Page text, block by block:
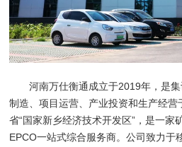
河南万仕衡通成立于2019年，是
制造、项目运营、产业投资和生产经
省“国家新乡经济技术开发区”，是一家
EPCO一站式综合服务商。公司致力于